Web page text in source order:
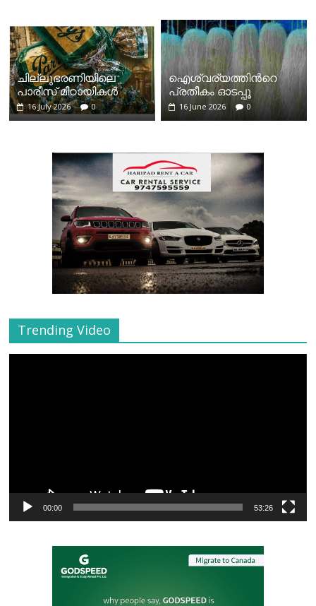
ചില്ലുഭരണിയിലെ
പാരീസ് മിഠായികള്‍
16 July 2026 0
ഐശ്വര്യത്തിന്‍റെ
പ്രതീകം ഓടപ്പൂ
16 June 2026 0
Trending Video
00:00 53:26